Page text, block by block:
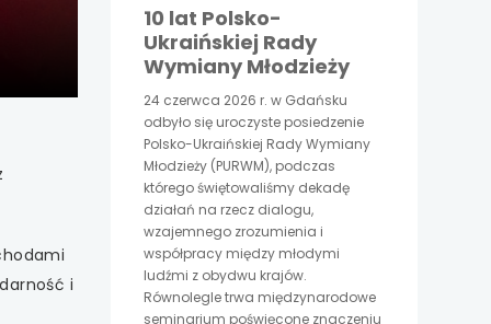
i
10 lat Polsko-
Ukraińskiej Rady
Wymiany Młodzieży
24 czerwca 2026 r. w Gdańsku
odbyło się uroczyste posiedzenie
Polsko-Ukraińskiej Rady Wymiany
Młodzieży (PURWM), podczas
którego świętowaliśmy dekadę
działań na rzecz dialogu,
wzajemnego zrozumienia i
współpracy między młodymi
ludźmi z obydwu krajów.
Równolegle trwa międzynarodowe
seminarium poświęcone znaczeniu